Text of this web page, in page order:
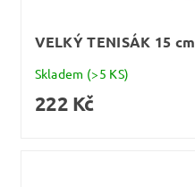
VELKÝ TENISÁK 15 cm
Skladem (>5 KS)
222 Kč